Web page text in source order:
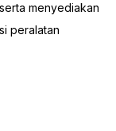
menyediakan
peralatan